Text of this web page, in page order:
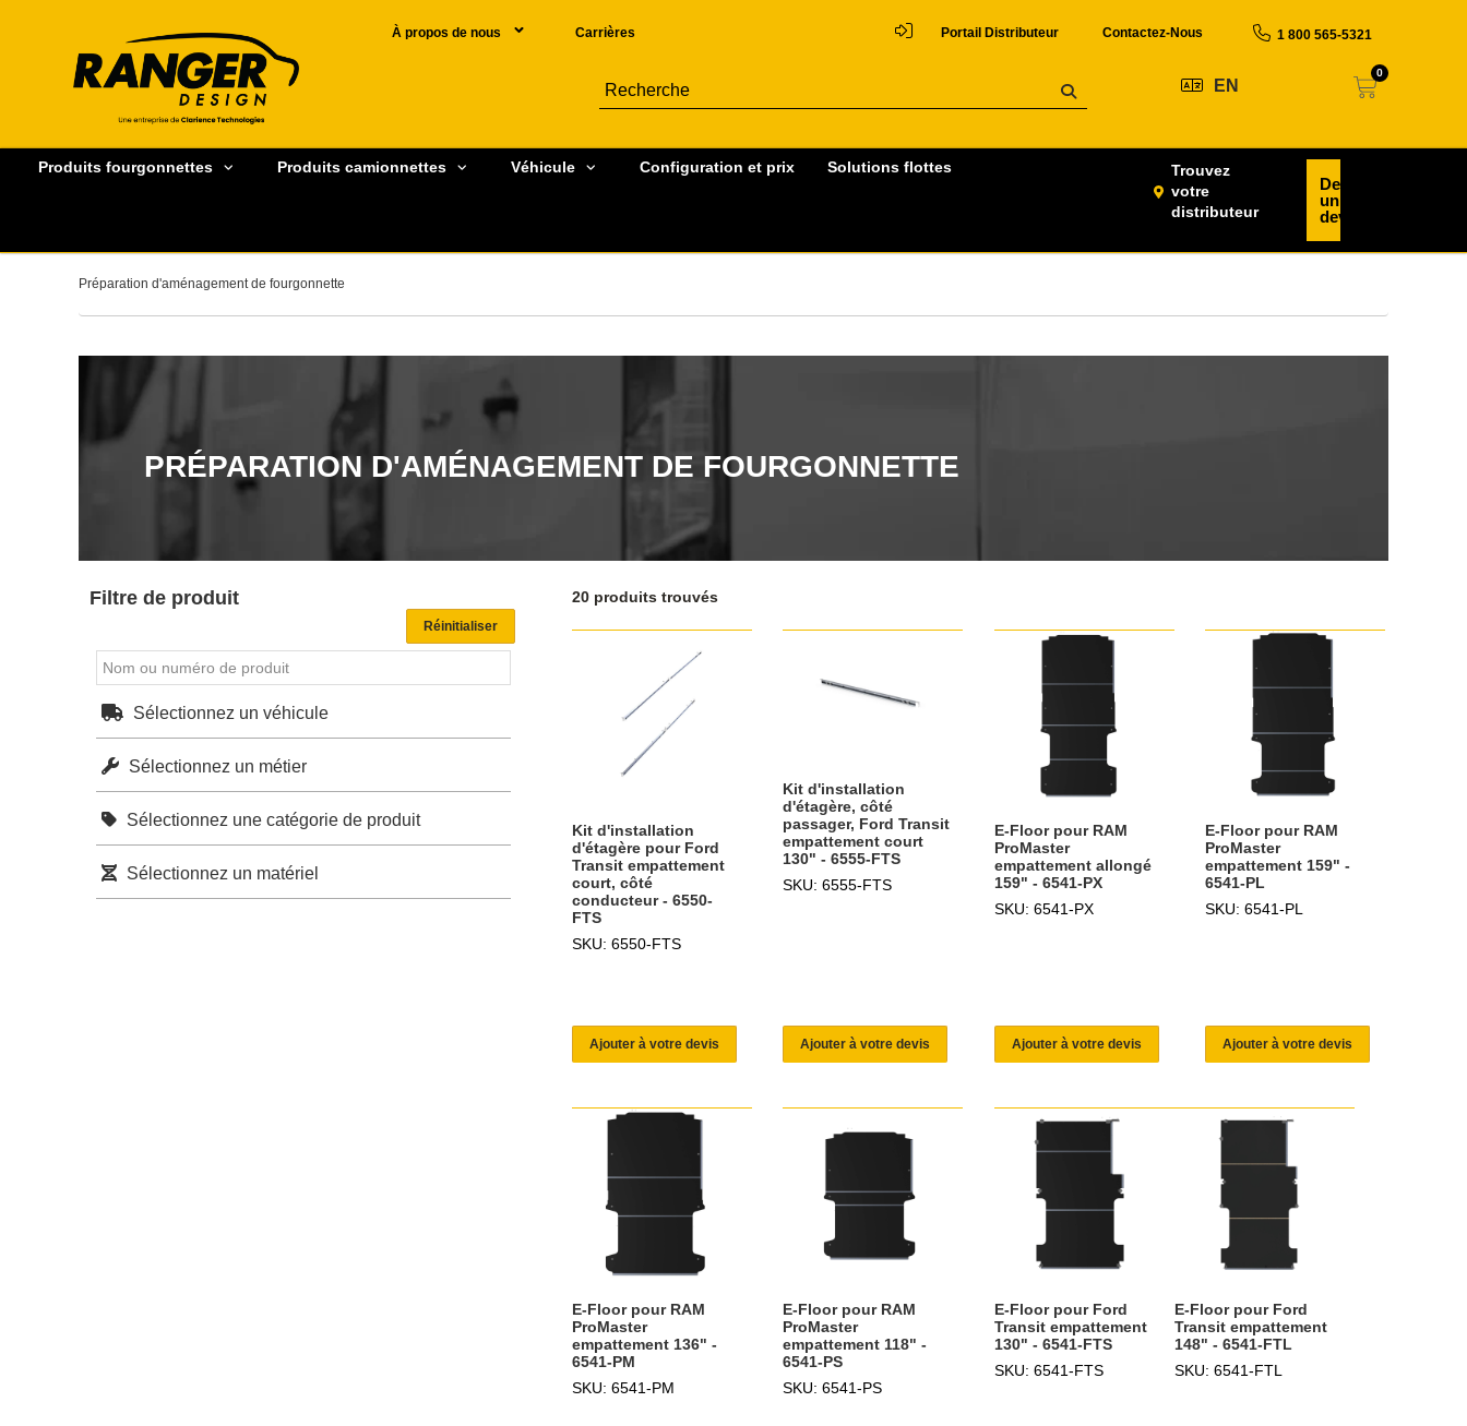
À propos de nous Carrières Portail Distributeur Contactez-Nous 1 800 565-5321
EN
0
Produits fourgonnettes Produits camionnettes Véhicule Configuration et prix Solutions flottes
Trouvez
votre
distributeur
Demander
un
devis
Préparation d'aménagement de fourgonnette
PRÉPARATION D'AMÉNAGEMENT DE FOURGONNETTE
20 produits trouvés
Kit d'installation
d'étagère pour Ford
Transit empattement
court, côté
conducteur - 6550-
FTS
SKU: 6550-FTS
Ajouter à votre devis
Kit d'installation
d'étagère, côté
passager, Ford Transit
empattement court
130" - 6555-FTS
SKU: 6555-FTS
Ajouter à votre devis
E-Floor pour RAM
ProMaster
empattement allongé
159" - 6541-PX
SKU: 6541-PX
Ajouter à votre devis
E-Floor pour RAM
ProMaster
empattement 159" -
6541-PL
SKU: 6541-PL
Ajouter à votre devis
E-Floor pour RAM
ProMaster
empattement 136" -
6541-PM
SKU: 6541-PM
E-Floor pour RAM
ProMaster
empattement 118" -
6541-PS
SKU: 6541-PS
E-Floor pour Ford
Transit empattement
130" - 6541-FTS
SKU: 6541-FTS
E-Floor pour Ford
Transit empattement
148" - 6541-FTL
SKU: 6541-FTL
Filtre de produit
Sélectionnez un véhicule
Sélectionnez un métier
Sélectionnez une catégorie de produit
Sélectionnez un matériel